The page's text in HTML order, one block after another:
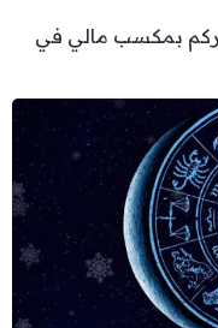
بمكسب مالي في